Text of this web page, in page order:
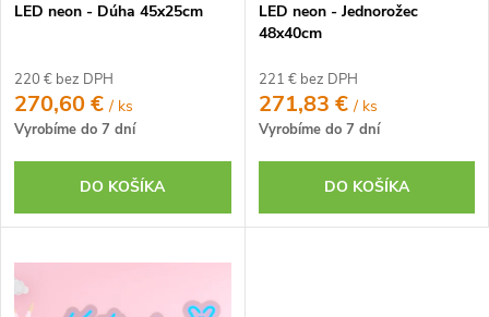
o
v
k
o
v
LED neon - Dúha 45x25cm
220 € bez DPH
270,60 €/ ks
Vyrobíme do 7 dní
DO KOŠÍKA
LED neon - Jednorožec
48x40cm
221 € bez DPH
271,83 €/ ks
Vyrobíme do 7 dní
DO KOŠÍKA